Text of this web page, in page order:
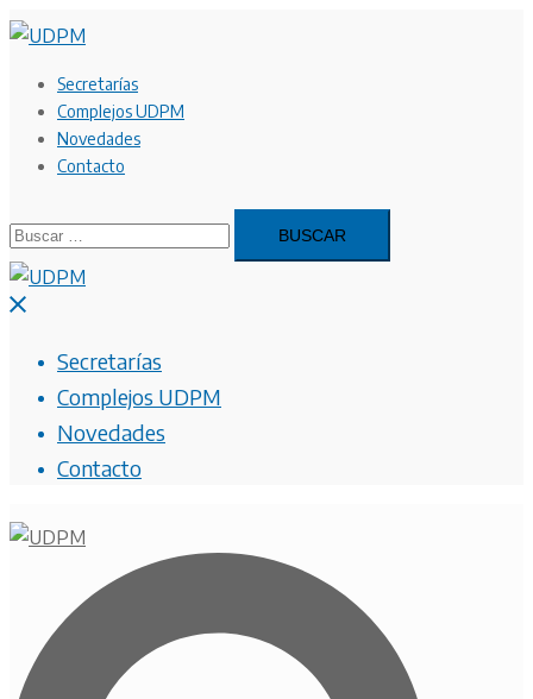
Saltar
contenidoSecretarías
Complejos UDPM
Novedades
Contacto
Buscar:
Cerrar
Secretarías
Complejos UDPM
Novedades
Contacto